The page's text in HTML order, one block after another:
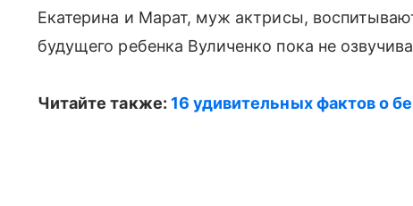
Екатерина и Марат, муж актрисы,
будущего ребенка Вуличенко пока не
Читайте также: 16 удивительных фактов о